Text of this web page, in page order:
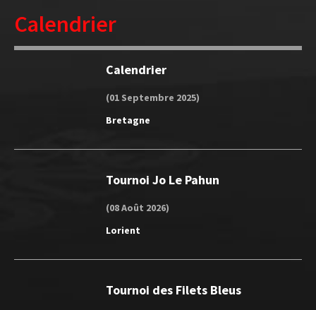
Calendrier
Calendrier
(01 Septembre 2025)
Bretagne
Tournoi Jo Le Pahun
(08 Août 2026)
Lorient
Tournoi des Filets Bleus